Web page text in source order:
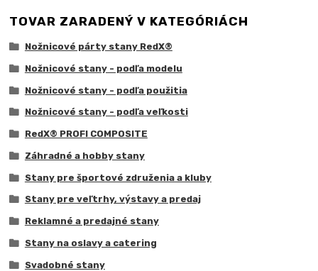
TOVAR ZARADENÝ V KATEGÓRIÁCH
Nožnicové párty stany RedX®
Nožnicové stany - podľa modelu
Nožnicové stany - podľa použitia
Nožnicové stany - podľa veľkosti
RedX® PROFI COMPOSITE
Záhradné a hobby stany
Stany pre športové združenia a kluby
Stany pre veľtrhy, výstavy a predaj
Reklamné a predajné stany
Stany na oslavy a catering
Svadobné stany